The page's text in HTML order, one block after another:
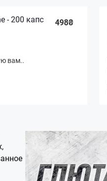
- 200 капс 498₴
вам..